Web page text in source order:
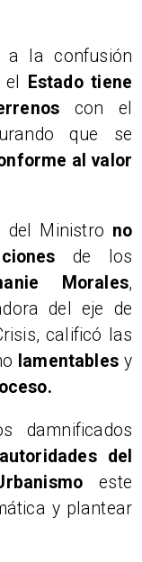
a la confusión
Estado tiene
con el
que se
al valor
del Ministro no
de los
Morales,
del eje de
calificó las
lamentables y
damnificados
del
este
y plantear